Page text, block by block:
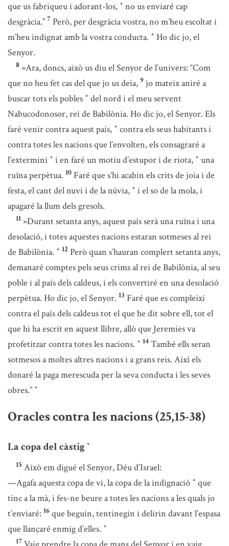
que us fabriqueu i adorant-los, * no us enviaré cap
desgràcia.” 7 Però, per desgràcia vostra, no m’heu escoltat i
m’heu indignat amb la vostra conducta. * Ho dic jo, el
Senyor.
8 »Ara, doncs, això us diu el Senyor de l’univers: “Com
que no heu fet cas del que jo us deia, 9 jo mateix aniré a
buscar tots els pobles * del nord i el meu servent
Nabucodonosor, rei de Babilònia. Ho dic jo, el Senyor. Els
faré venir contra aquest país, * contra els seus habitants i
contra totes les nacions que l’envolten, els consagraré a
l’extermini * i en faré un motiu d’estupor i de riota, * una
ruïna perpètua. 10 Faré que s’hi acabin els crits de joia i de
festa, el cant del nuvi i de la núvia, * i el so de la mola, i
apagaré la llum dels gresols.
11 »Durant setanta anys, aquest país serà una ruïna i una
desolació, i totes aquestes nacions estaran sotmeses al rei
de Babilònia. * 12 Però quan s’hauran complert setanta anys,
demanaré comptes pels seus crims al rei de Babilònia, al seu
poble i al país dels caldeus, i els convertiré en una desolació
perpètua. Ho dic jo, el Senyor. 13 Faré que es compleixi
contra el país dels caldeus tot el que he dit sobre ell, tot el
que hi ha escrit en aquest llibre, allò que Jeremies va
profetitzar contra totes les nacions. * 14 També ells seran
sotmesos a moltes altres nacions i a grans reis. Així els
donaré la paga merescuda per la seva conducta i les seves
obres.” *
Oracles contra les nacions (25,15-38)
La copa del càstig *
15 Això em digué el Senyor, Déu d’Israel:
—Agafa aquesta copa de vi, la copa de la indignació * que
tinc a la mà, i fes-ne beure a totes les nacions a les quals jo
t’enviaré: 16 que beguin, tentinegin i delirin davant l’espasa
que llançaré enmig d’elles. *
17